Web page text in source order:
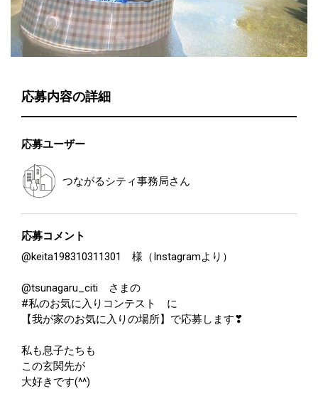
応募内容の詳細
応募ユーザー
つながるシティ事務局さん
応募コメント
@keita198310311301 様（Instagramより）
@tsunagaru_citi さまの
#私のお気に入りコンテスト に
【我が家のお気に入りの場所】で応募します❣
私も息子たちも
この玄関先が
大好きです(^^)